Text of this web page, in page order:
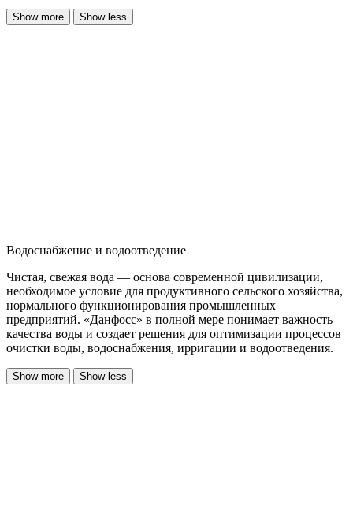
Show more Show less
Водоснабжение и водоотведение
Чистая, свежая вода — основа современной цивилизации,
необходимое условие для продуктивного сельского хозяйства,
нормального функционирования промышленных
предприятий. «Данфосс» в полной мере понимает важность
качества воды и создает решения для оптимизации процессов
очистки воды, водоснабжения, ирригации и водоотведения.
Show more Show less